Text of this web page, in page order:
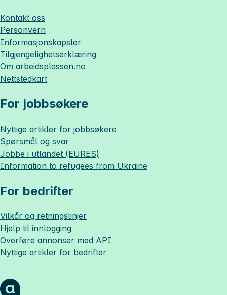
Kontakt oss
Personvern
Informasjonskapsler
Tilgjengelighetserklæring
Om arbeidsplassen.no
Nettstedkart
For jobbsøkere
Nyttige artikler for jobbsøkere
Spørsmål og svar
Jobbe i utlandet (EURES)
Information to refugees from Ukraine
For bedrifter
Vilkår og retningslinjer
Hjelp til innlogging
Overføre annonser med API
Nyttige artikler for bedrifter